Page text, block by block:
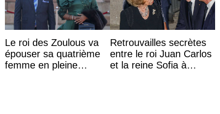
Le roi des Zoulous va
épouser sa quatrième
femme en pleine
Retrouvailles secrètes
entre le roi Juan Carlos
et la reine Sofia à